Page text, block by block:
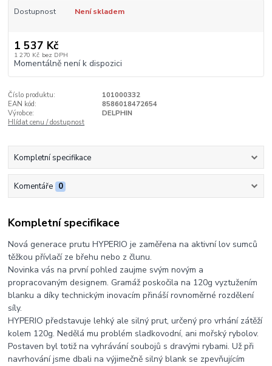
Dostupnost Není skladem
1 537 Kč
1 270 Kč bez DPH
Momentálně není k dispozici
Číslo produktu:
101000332
EAN kód:
8586018472654
Výrobce:
DELPHIN
Hlídat cenu / dostupnost
Kompletní specifikace
Komentáře 0
Kompletní specifikace
Nová generace prutu HYPERIO je zaměřena na aktivní lov sumců
těžkou přívlačí ze břehu nebo z člunu.
Novinka vás na první pohled zaujme svým novým a
propracovaným designem. Gramáž poskočila na 120g vyztužením
blanku a díky technickým inovacím přináší rovnoměrné rozdělení
síly.
HYPERIO představuje lehký ale silný prut, určený pro vrhání zátěží
kolem 120g. Nedělá mu problém sladkovodní, ani mořský rybolov.
Postaven byl totiž na vyhrávání soubojů s dravými rybami. Už při
navrhování jsme dbali na výjimečně silný blank se zpevňujícím